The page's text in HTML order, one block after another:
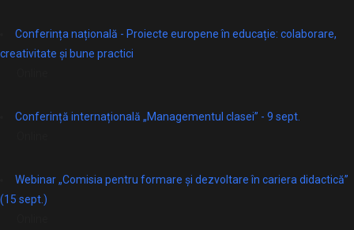
Conferința națională - Proiecte europene în educație: colaborare,
creativitate și bune practici
Conferință internațională „Managementul clasei” - 9 sept.
Webinar „Comisia pentru formare și dezvoltare în cariera didactică”
(15 sept.)